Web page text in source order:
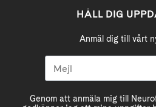
HÅLL DIG
Anmäl dig till vårt
Genom att anmäla mig till